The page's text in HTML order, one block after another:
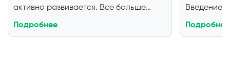
активно развивается. Все больше
граждан обращаются за быстрыми
Подробнее
Введение
Подробнее